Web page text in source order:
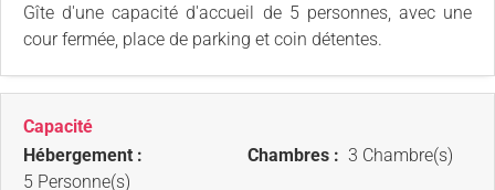
Gîte d'une capacité d'accueil de 5 personnes, avec une
cour fermée, place de parking et coin détentes.
Capacité
Hébergement :
5 Personne(s)
Chambres : 3 Chambre(s)